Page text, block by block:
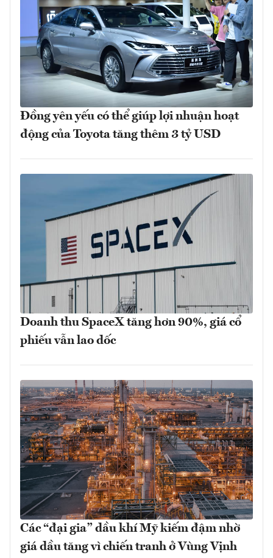
Đồng yên yếu có thể giúp lợi nhuận hoạt
động của Toyota tăng thêm 3 tỷ USD
Doanh thu SpaceX tăng hơn 90%, giá cổ
phiếu vẫn lao dốc
Các “đại gia” dầu khí Mỹ kiếm đậm nhờ
giá dầu tăng vì chiến tranh ở Vùng Vịnh